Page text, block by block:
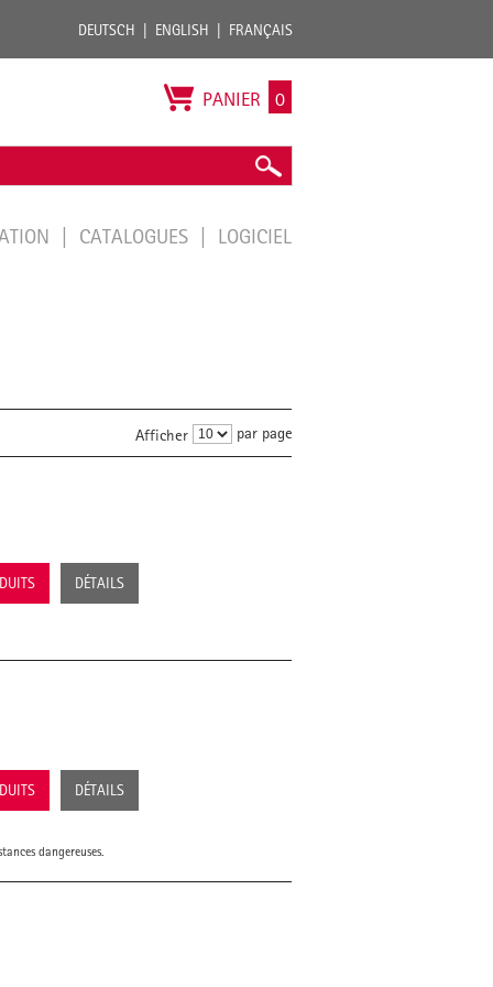
DEUTSCH ENGLISH FRANÇAIS
PANIER 0
CATALOGUES LOGICIEL
Afficher par page
DÉTAILS
DÉTAILS
dangereuses.